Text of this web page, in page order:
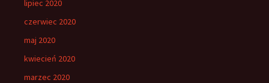
lipiec 2020
czerwiec 2020
maj 2020
kwiecień 2020
marzec 2020